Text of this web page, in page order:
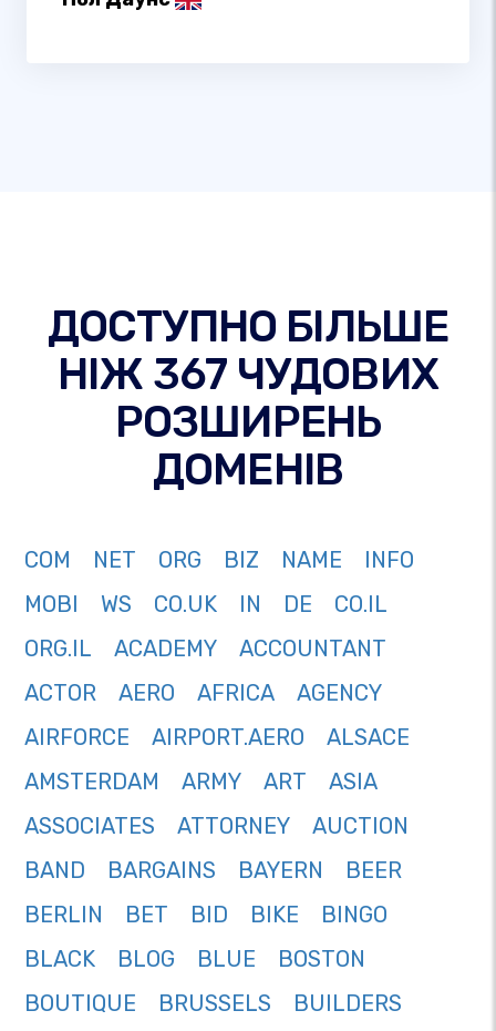
ДОСТУПНО БІЛЬШЕ
НІЖ 367 ЧУДОВИХ
РОЗШИРЕНЬ
ДОМЕНІВ
COM NET ORG BIZ NAME
INFO
MOBI
WS CO.UK IN DE
CO.IL
ORG.IL
ACADEMY
ACCOUNTANT
ACTOR
AERO AFRICA
AGENCY
AIRFORCE
AIRPORT.AERO
ALSACE
AMSTERDAM
ARMY ART
ASIA
ASSOCIATES
ATTORNEY
AUCTION
BAND
BARGAINS BAYERN
BEER
BERLIN
BET BID BIKE
BINGO
BLACK
BLOG BLUE
BOSTON
BOUTIQUE
BRUSSELS
BUILDERS